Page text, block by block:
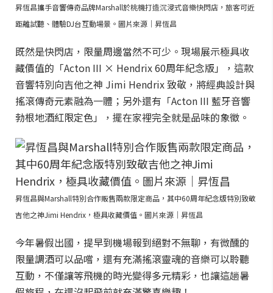
昇恆昌攜手音響傳奇品牌Marshall於桃機打造沉浸式音樂快閃店，旅客可近
距離試聽、體驗DJ台互動場景。圖片來源｜昇恆昌
既然是快閃店，限量周邊當然不可少。現場展示極具收
藏價值的「Acton III × Hendrix 60周年紀念版」，這款
音響特別向吉他之神 Jimi Hendrix 致敬，將經典設計與
搖滾傳奇元素融為一體；另外還有「Acton III 藍牙音響
勃根地酒紅限定色」，擺在家裡完全就是品味的象徵。
昇恆昌與Marshall特別合作販售兩款限定商品，其中60周年紀念版特別致敬
吉他之神Jimi Hendrix，極具收藏價值。圖片來源｜昇恆昌
今年暑假出國，提早到機場報到絕對不無聊，有微醺的
限量調酒可以品嚐，還有充滿搖滾靈魂的音樂可以聆聽
互動，不僅讓等飛機的時光變得多元精彩，也讓這趟暑